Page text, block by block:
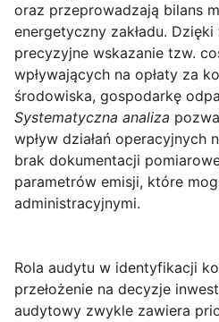
oraz przeprowadzają bilans
energetyczny zakładu.
precyzyjne wskazanie tzw.
wpływających na opłaty za
środowiska, gospodarkę
Systematyczna analiza
wpływ działań operacyjnych
brak dokumentacji
parametrów emisji, które
administracyjnymi.
Rola audytu w identyfikacji
przełożenie na decyzje
audytowy zwykle zawiera